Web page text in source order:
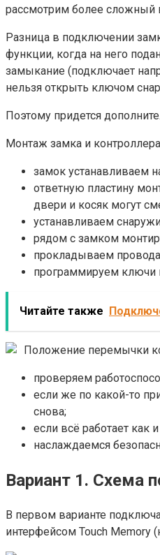
рассмотрим более сложный
Разница в подключении
функции, когда на него
замыкание (подключает
нельзя открыть ключом
Поэтому придется
Монтаж замка и
замок устанавливаем
ответную пластину
двери и косяк могут
устанавливаем
рядом с замком
прокладываем
программируем ключи
Читайте также
Положение перемычки
проверяем
если же по какой-то
снова;
если всё работает
наслаждаемся
Вариант 1. Схема
В первом варианте
интерфейсом Touch Memory